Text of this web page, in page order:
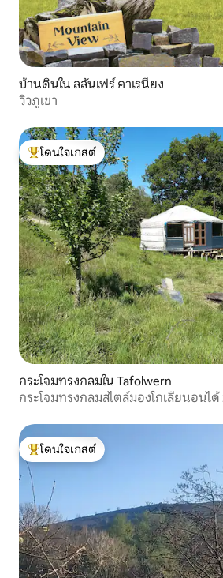
บ้านดินใน ลลันเฟร์ คาเรนียง
วิวภูเขา
โดนใจเกสต์ที่สุด
โดนใจเกสต์
กระโจมทรงกลมใน Tafolwern
กระโจมทรงกลมสไตล์มองโกเลียนอนไ
โดนใจเกสต์ที่สุด
โดนใจเกสต์